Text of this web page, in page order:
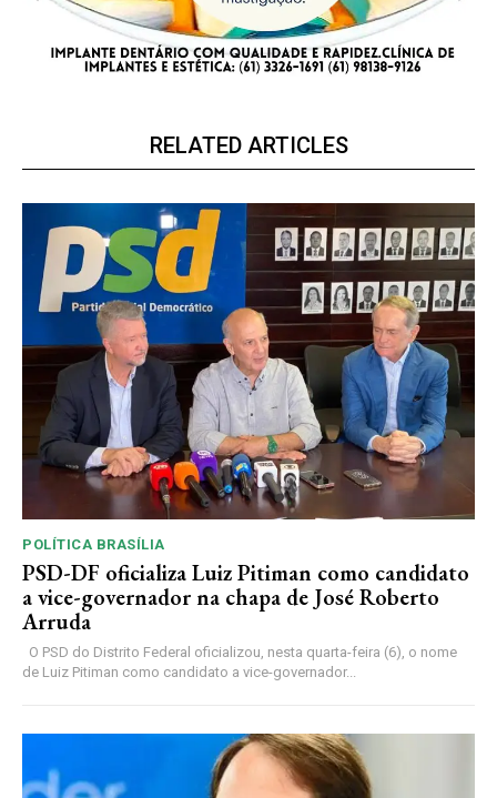
RELATED ARTICLES
POLÍTICA BRASÍLIA
PSD-DF oficializa Luiz Pitiman como candidato
a vice-governador na chapa de José Roberto
Arruda
de Luiz Pitiman como candidato a vice-governador...